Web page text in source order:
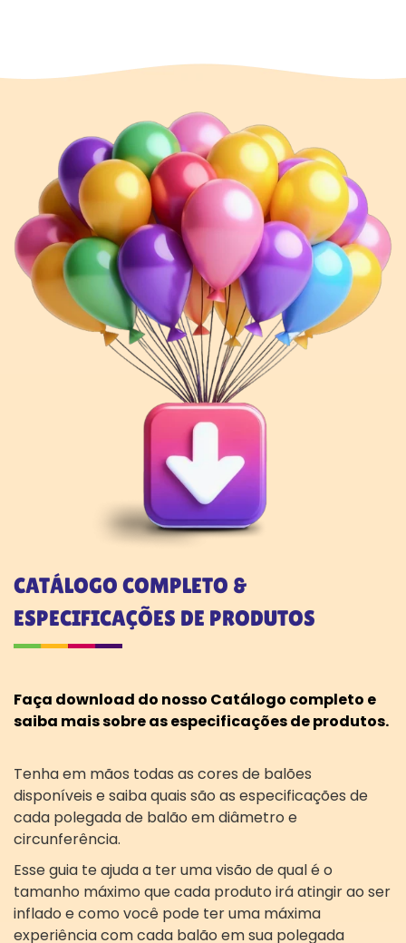
CATÁLOGO COMPLETO &
ESPECIFICAÇÕES DE PRODUTOS
Faça download do nosso Catálogo completo e
saiba mais sobre as especificações de produtos.
Tenha em mãos todas as cores de balões
disponíveis e saiba quais são as especificações de
cada polegada de balão em diâmetro e
circunferência.
Esse guia te ajuda a ter uma visão de qual é o
tamanho máximo que cada produto irá atingir ao ser
inflado e como você pode ter uma máxima
experiência com cada balão em sua polegada